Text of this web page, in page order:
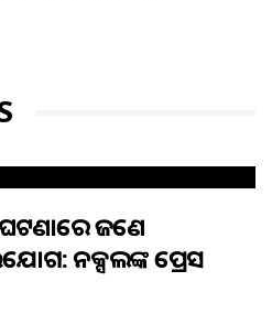
ଜଣେ
ନକ୍ସଲଙ୍କ ପ୍ରେସ